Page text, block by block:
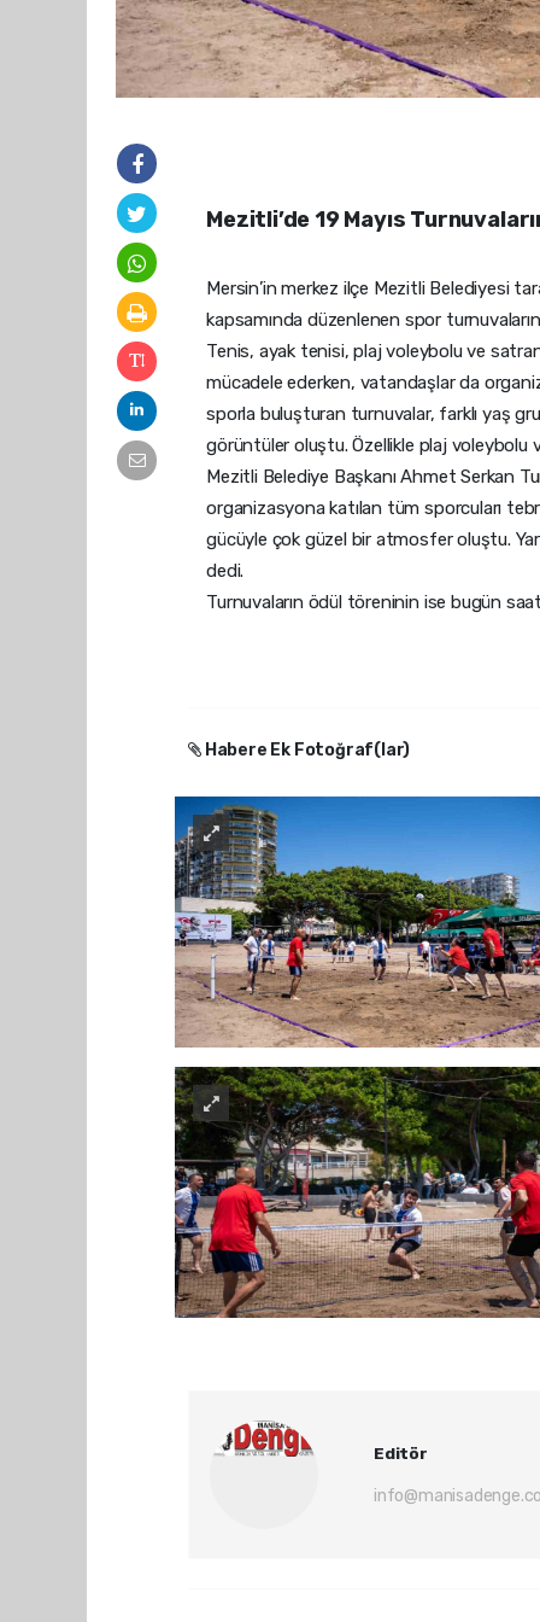
Mezitli’de 19 Mayıs
Mersin’in merkez ilçe Mezitli Belediyesi
kapsamında düzenlenen spor
Tenis, ayak tenisi, plaj voleybolu ve
mücadele ederken, vatandaşlar da
sporla buluşturan turnuvalar, farklı yaş
görüntüler oluştu. Özellikle plaj voleybolu
Mezitli Belediye Başkanı Ahmet Serkan
organizasyona katılan tüm sporcuları
gücüyle çok güzel bir atmosfer oluştu.
dedi.
Turnuvaların ödül töreninin ise bugün
Habere Ek Fotoğraf(lar)
Editör